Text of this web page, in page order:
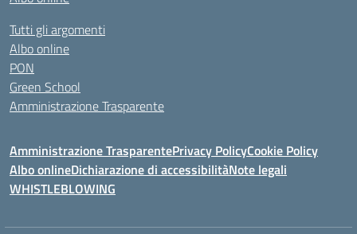
Tutti gli argomenti
Albo online
PON
Green School
Amministrazione Trasparente
Amministrazione TrasparentePrivacy PolicyCookie Policy
Albo onlineDichiarazione di accessibilitàNote legali
WHISTLEBLOWING